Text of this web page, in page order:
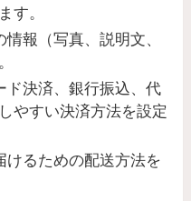
す。
報（写真、説明文、
ド決済、銀行振込、代
やすい決済方法を設定
けるための配送方法を